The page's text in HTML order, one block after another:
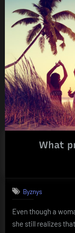
What
Byznys
Even though a
she still realizes